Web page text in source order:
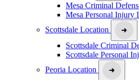
Mesa Criminal
Mesa Personal Injury
Scottsdale Location
Scottsdale Criminal
Scottsdale Personal
Peoria Location